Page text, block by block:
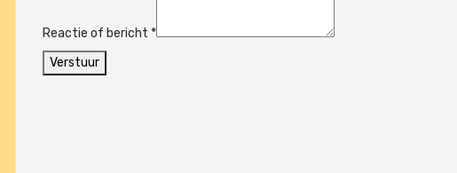
Reactie of bericht *
Verstuur